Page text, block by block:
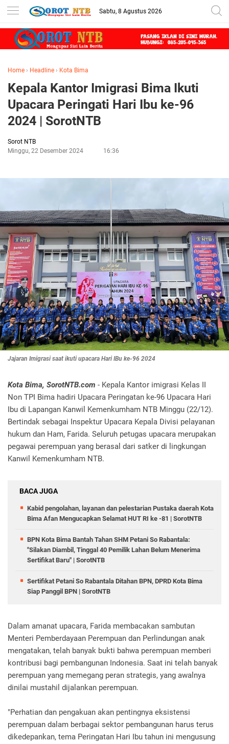
Sabtu, 8 Agustus 2026
Home › Headline › Kota Bima
Kepala Kantor Imigrasi Bima Ikuti
Upacara Peringati Hari Ibu ke-96
2024 | SorotNTB
Sorot NTB
Minggu, 22 Desember 2024
16:36
Jajaran Imigrasi saat ikuti upacara Hari IBu ke-96 2024
Kota Bima, SorotNTB.com - Kepala Kantor imigrasi Kelas II
Non TPI Bima hadiri Upacara Peringatan ke-96 Upacara Hari
Ibu di Lapangan Kanwil Kemenkumham NTB Minggu (22/12).
Bertindak sebagai Inspektur Upacara Kepala Divisi pelayanan
hukum dan Ham, Farida. Seluruh petugas upacara merupakan
pegawai perempuan yang berasal dari satker di lingkungan
Kanwil Kemenkumham NTB.
BACA JUGA
Kabid pengolahan, layanan dan pelestarian Pustaka daerah Kota
Bima Afan Mengucapkan Selamat HUT RI ke -81 | SorotNTB
BPN Kota Bima Bantah Tahan SHM Petani So Rabantala:
"Silakan Diambil, Tinggal 40 Pemilik Lahan Belum Menerima
Sertifikat Baru" | SorotNTB
Sertifikat Petani So Rabantala Ditahan BPN, DPRD Kota Bima
Siap Panggil BPN | SorotNTB
Dalam amanat upacara, Farida membacakan sambutan
Menteri Pemberdayaan Perempuan dan Perlindungan anak
mengatakan, telah banyak bukti bahwa perempuan memberi
kontribusi bagi pembangunan Indonesia. Saat ini telah banyak
perempuan yang memegang peran strategis, yang awalnya
dinilai mustahil dijalankan perempuan.
"Perhatian dan pengakuan akan pentingnya eksistensi
perempuan dalam berbagai sektor pembangunan harus terus
dikedepankan, tema Peringatan Hari Ibu tahun ini mengusung